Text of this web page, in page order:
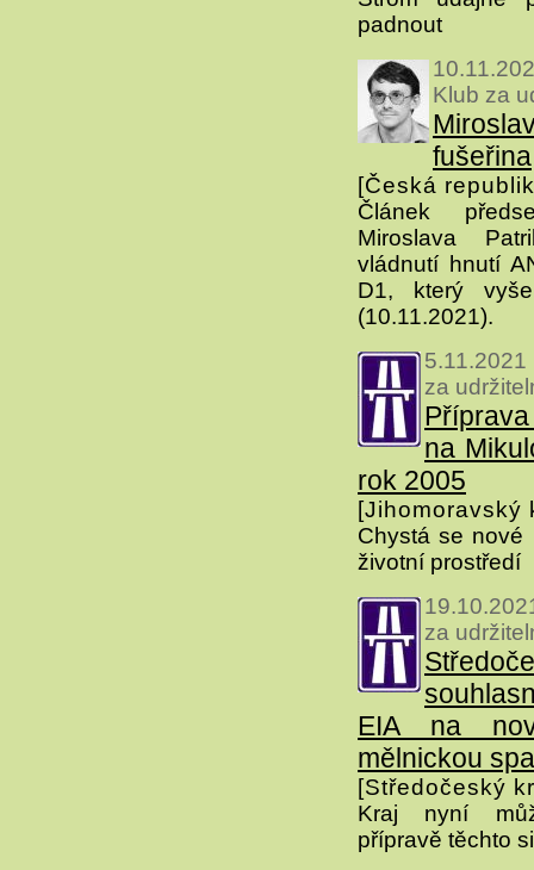
padnout
Klub za
fušeřina
[Česká
Článek
Miroslava
vládnutí hnutí
D1, který
(10.11.2021).
za
na
rok 2005
[Jihomoravský
Chystá se nové
životní prostředí
za
EIA na
mělnickou
[Středočeský
Kraj nyní
přípravě těchto